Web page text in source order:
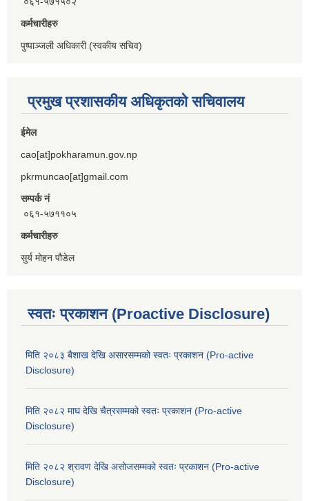
कर्मचारीहरु
पुष्पाञ्जली अधिकारी (स्वकीय सचिव)
प्रमुख प्रशासकीय अधिकृतको सचिवालय
ईमेल
cao[at]pokharamun.gov.np
pkrmuncao[at]gmail.com
सम्पर्क नं
०६१-५७११०५
कर्मचारीहरु
सुर्य मोहन पौडेल
स्वतः प्रकाशन (Proactive Disclosure)
मिति २०८३ बैशाख देखि असारसम्मको स्वतः प्रकाशन (Pro-active
Disclosure)
मिति २०८२ माघ देखि चैत्रसम्मको स्वतः प्रकाशन (Pro-active
Disclosure)
मिति २०८२ श्रावण देखि असोजसम्मको स्वतः प्रकाशन (Pro-active
Disclosure)